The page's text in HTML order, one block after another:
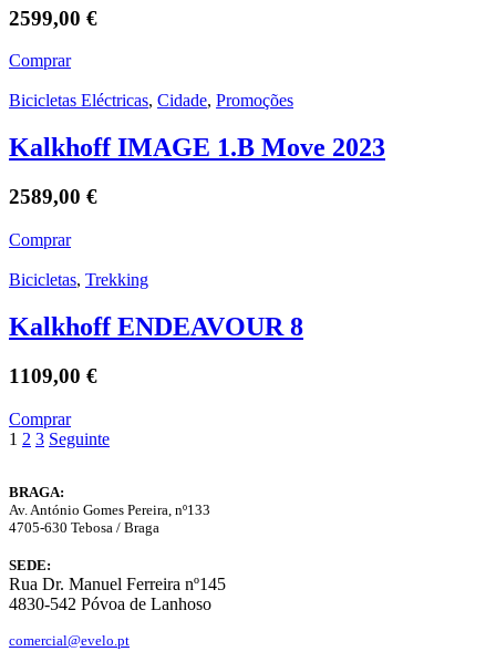
2599,00 €
Comprar
Bicicletas Eléctricas, Cidade, Promoções
Kalkhoff IMAGE 1.B Move 2023
2589,00 €
Comprar
Bicicletas, Trekking
Kalkhoff ENDEAVOUR 8
1109,00 €
Comprar
1 2 3 Seguinte
BRAGA:
Av. António Gomes Pereira, nº133
4705-630 Tebosa / Braga
SEDE:
Rua Dr. Manuel Ferreira nº145
4830-542 Póvoa de Lanhoso
comercial@evelo.pt